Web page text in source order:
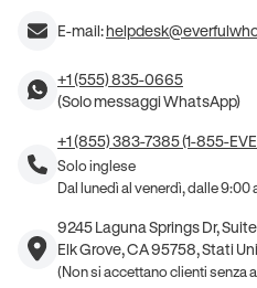
E-mail:
+1 (555) 835-0665
(Solo messaggi WhatsApp)
+1 (855) 383-7385 (1-855-
Solo inglese
Dal lunedì al venerdì, dalle 9:00
9245 Laguna Springs Dr,
Elk Grove, CA 95758, Stati
(Non si accettano clienti senza